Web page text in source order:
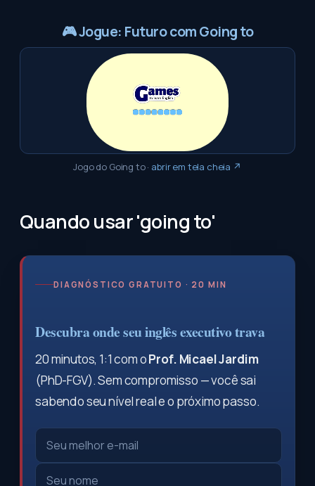
🎮Jogue: Futuro com Going to
Jogo do Going to· abrir em tela cheia ↗
Quando usar 'going to'
DIAGNÓSTICO GRATUITO · 20 MIN
Descubra onde seu inglês executivo trava
20 minutos, 1:1 com oProf. Micael Jardim
(PhD-FGV). Sem compromisso — você sai
sabendo seu nível real e o próximo passo.